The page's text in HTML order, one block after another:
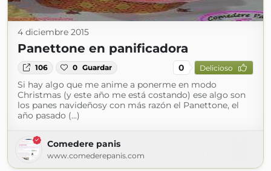
4 diciembre 2015
Panettone en panificadora
106 0 Guardar 0 Delicioso
Si hay algo que me anime a ponerme en modo
Christmas (y este año me está costando) ese algo son
los panes navideñosy con más razón el Panettone, el
año pasado (...)
Comedere panis
www.comederepanis.com